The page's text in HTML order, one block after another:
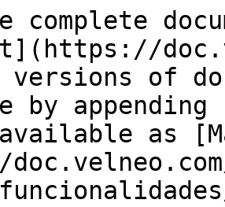
complete
versions of
by
as